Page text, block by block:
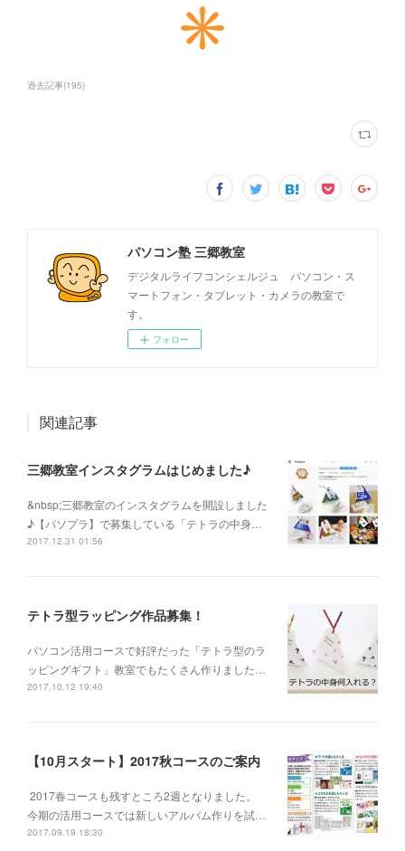
過去記事(195)
パソコン塾 三郷教室
デジタルライフコンシェルジュ パソコン・ス
マートフォン・タブレット・カメラの教室で
す。
フォロー
関連記事
三郷教室インスタグラムはじめました♪
&nbsp;三郷教室のインスタグラムを開設しました
♪【パソプラ】で募集している「テトラの中身…
2017.12.31 01:56
テトラ型ラッピング作品募集！
パソコン活用コースで好評だった「テトラ型のラ
ッピングギフト」教室でもたくさん作りました…
2017.10.12 19:40
【10月スタート】2017秋コースのご案内
2017春コースも残すところ2週となりました。
今期の活用コースでは新しいアルバム作りを試…
2017.09.19 18:30